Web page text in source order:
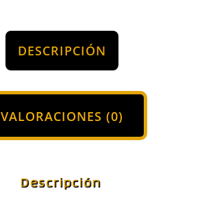
DESCRIPCIÓN
VALORACIONES (0)
Descripción